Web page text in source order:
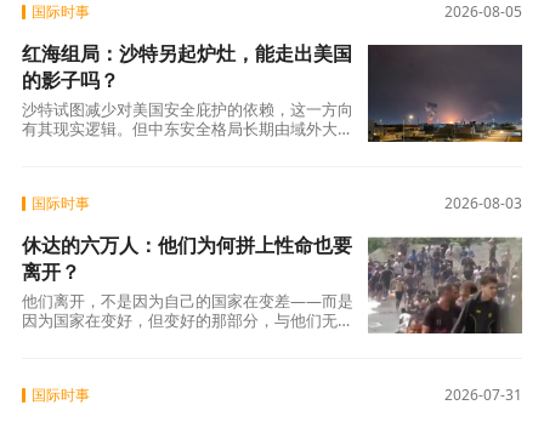
待了。
2026-08-05
国际时事
红海组局：沙特另起炉灶，能走出美国
的影子吗？
沙特试图减少对美国安全庇护的依赖，这一方向
有其现实逻辑。但中东安全格局长期由域外大国
非终局。
2026-08-03
国际时事
休达的六万人：他们为何拼上性命也要
离开？
他们离开，不是因为自己的国家在变差——而是
因为国家在变好，但变好的那部分，与他们无
2026-07-31
国际时事